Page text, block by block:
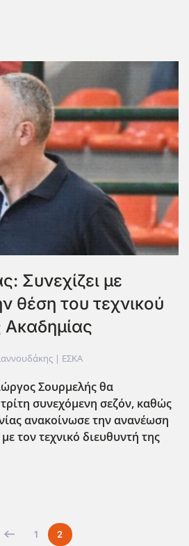
Συνεχίζει με
θέση του τεχνικού
Ακαδημίας
| ΕΣΚΑ
Σουρμελής θα
συνεχόμενη σεζόν, καθώς
ανακοίνωσε την ανανέωση
τον τεχνικό διευθυντή της
1 2